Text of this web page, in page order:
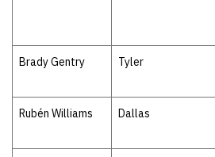
Brady Gentry Tyler
Rubén Williams Dallas